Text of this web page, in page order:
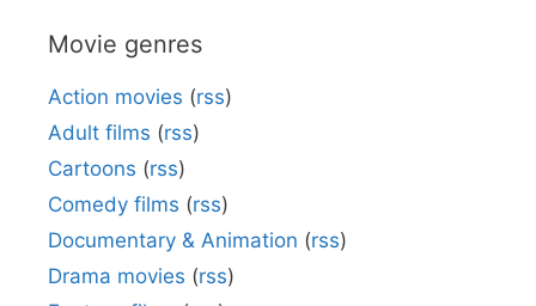
Movie genres
Action movies (rss)
Adult films (rss)
Cartoons (rss)
Comedy films (rss)
Documentary & Animation (rss)
Drama movies (rss)